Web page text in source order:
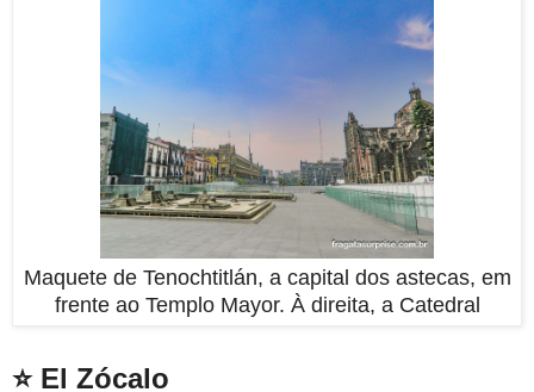
Maquete de Tenochtitlán, a capital dos astecas, em
frente ao Templo Mayor. À direita, a Catedral
⭐ El Zócalo